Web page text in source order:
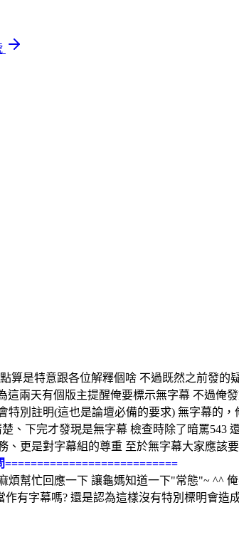
算是特意跟各位解釋個啥 不過既然之前發的
這兩天有個版主提醒俺要標示無字幕 不過俺
特別註明(這也是論壇必備的要求) 無字幕的
、下完才發現是無字幕 檢查時除了暗罵
、更是對字幕組的尊重 至於無字幕大家應
煩幫忙回應一下 讓龜媽知道一下"常態"~ ^^
有字幕嗎? 還是認為這樣沒有特別標明會造